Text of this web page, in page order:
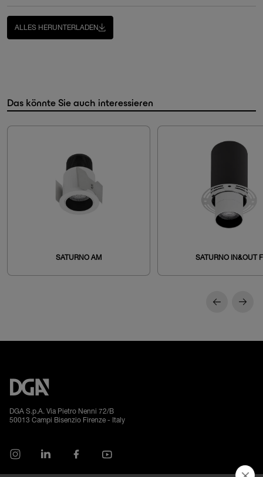
ALLES HERUNTERLADEN
Das könnte Sie auch interessieren
SATURNO AM SATURNO IN&OUT F
DGA S.p.A. Via Pietro Nenni 72/B
50013 Campi Bisenzio Firenze - Italy